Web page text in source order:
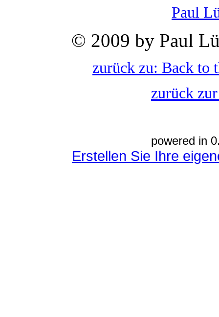
Paul
© 2009 by Paul
zurück zu: Back to
zurück
powered in
Erstellen Sie Ihre